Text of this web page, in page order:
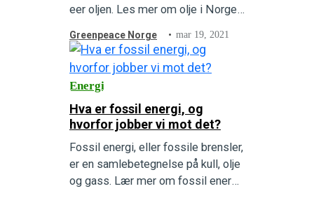
eer oljen. Les mer om olje i Norge
med olje.
Greenpeace Norge mar 19, 2021
Energi
Hva er fossil energi, og
hvorfor jobber vi mot det?
Fossil energi, eller fossile brensler,
er en samlebetegnelse på kull, olje
og gass. Lær mer om fossil energi